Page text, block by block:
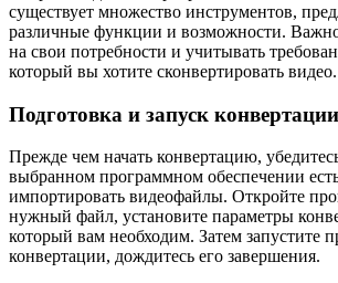
существует множество инструментов,
различные функции и возможности.
на свои потребности и учитывать
который вы хотите сконвертировать видео.
Подготовка и запуск конвертации
Прежде чем начать конвертацию,
выбранном программном обеспечении
импортировать видеофайлы. Откройте
нужный файл, установите параметры
который вам необходим. Затем запустите
конвертации, дождитесь его завершения.